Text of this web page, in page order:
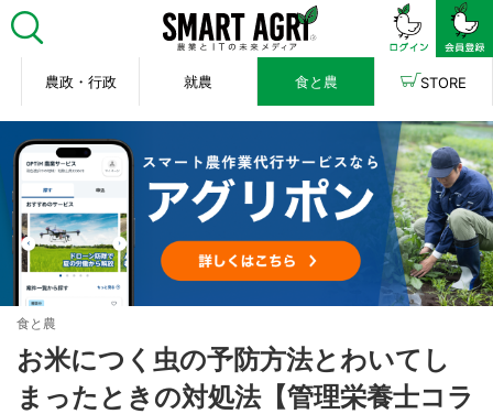
農政・行政 就農 食と農 STORE
食と農
お米につく虫の予防方法とわいてし
まったときの対処法【管理栄養士コラ